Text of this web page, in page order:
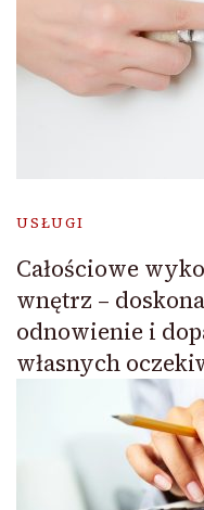
USŁUGI
Całościowe
wnętrz –
odnowienie i
własnych